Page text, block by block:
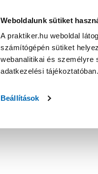
Weboldalunk sütiket
A praktiker.hu weboldal
számítógépén sütiket
webanalitikai és személyre
adatkezelési tájékoztatóban.
Beállítások